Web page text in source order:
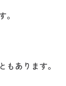
あります。